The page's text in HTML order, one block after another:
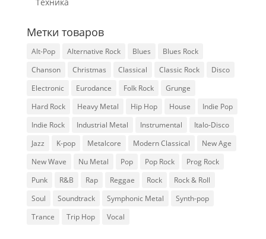
Метки товаров
Alt-Pop Alternative Rock Blues
Blues Rock
Chanson
Christmas Classical Classic Rock
Disco
Electronic
Eurodance Folk Rock
Grunge
Hard Rock
Heavy Metal Hip Hop House
Indie Pop
Indie Rock
Industrial Metal Instrumental
Italo-Disco
Jazz
K-pop Metalcore Modern Classical
New Age
New Wave
Nu Metal Pop Pop Rock
Prog Rock
Punk
R&B Rap Reggae Rock
Rock & Roll
Soul
Soundtrack Symphonic Metal
Synth-pop
Trance
Trip Hop Vocal